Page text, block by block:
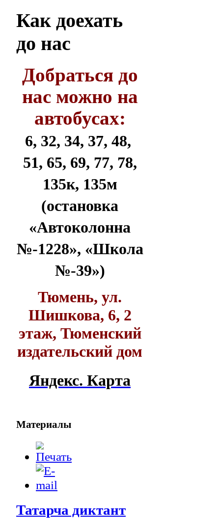
Как доехать
до нас
Добраться до
нас можно на
автобусах:
6, 32, 34, 37, 48,
51, 65, 69, 77, 78,
135к, 135м
(остановка
«Автоколонна
№-1228», «Школа
№-39»)
Тюмень, ул.
Шишкова, 6, 2
этаж, Тюменский
издательский дом
Яндекс. Карта
Материалы
Татарча диктант